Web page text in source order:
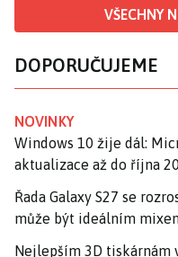
VŠECHNY
DOPORUČUJEME
NOVINKY
Windows 10 žije dál:
aktualizace až do října
Řada Galaxy S27 se
může být ideálním
Nejlepším 3D tiskárnám